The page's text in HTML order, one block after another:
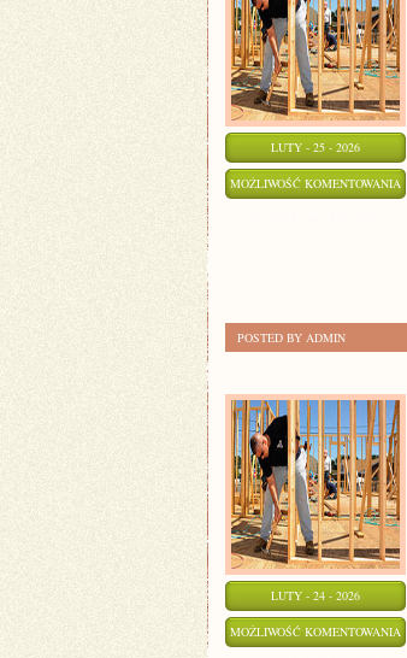
LUTY - 25 - 2026
MOŻLIWOŚĆ KOMENTOWANIA
POSTED BY ADMIN
LUTY - 24 - 2026
MOŻLIWOŚĆ KOMENTOWANIA